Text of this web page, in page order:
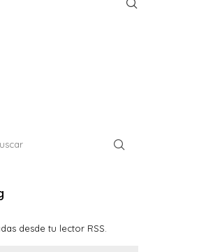
desde tu lector RSS.